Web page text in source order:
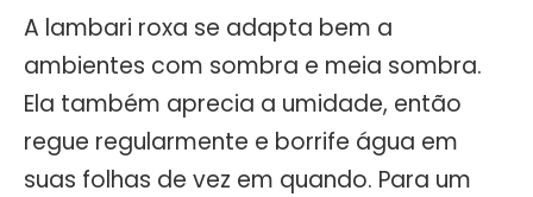
A lambari roxa se adapta bem a
ambientes com sombra e meia sombra.
Ela também aprecia a umidade, então
regue regularmente e borrife água em
suas folhas de vez em quando. Para um